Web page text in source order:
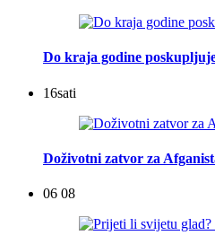
Do kraja godine
16sati
Doživotni zatvor za
06 08